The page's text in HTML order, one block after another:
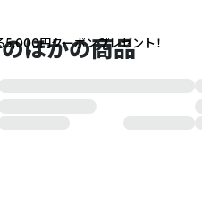
ほかの商品
5,000円クーポンプレゼント！